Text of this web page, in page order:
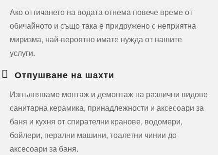
Ако оттичането на водата отнема повече време от
обичайното и също така е придружено с неприятна
миризма, най-вероятно имате нужда от нашите
услуги.
Отпушване на шахти
Изпълняваме монтаж и демонтаж на различни видове
санитарна керамика, принадлежности и аксесоари за
баня и кухня от спирателни кранове, водомери,
бойлери, перални машини, тоалетни чинии до
аксесоари за баня.